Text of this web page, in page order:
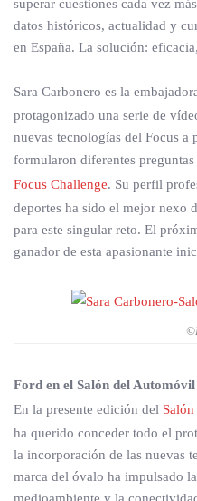
superar cuestiones cada vez
datos históricos, actualidad y
en España. La solución:
Sara Carbonero es la
protagonizado una serie de
nuevas tecnologías del Focus a
formularon diferentes
Focus Challenge. Su perfil
deportes ha sido el mejor nexo
para este singular reto. El
ganador de esta apasionante
Ford en el Salón del
En la presente edición del
ha querido conceder todo el
la incorporación de las nuevas
marca del óvalo ha impulsado